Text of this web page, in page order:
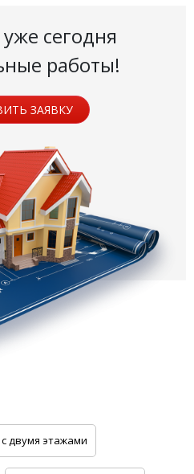
сегодня
работы!
ЗАЯВКУ
с двумя этажами